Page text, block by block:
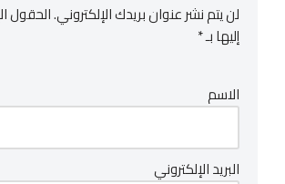
لن يتم نشر عنوان بريدك الإلكتروني.الحقول
إليها بـ*
الاسم
البريد الإلكتروني